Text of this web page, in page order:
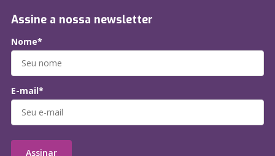
Assine a nossa newsletter
Nome*
E-mail*
Assinar